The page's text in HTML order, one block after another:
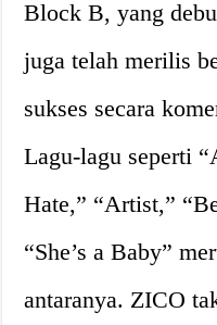
Block B, yang
juga telah merilis
sukses secara
Lagu-lagu seperti
Hate,” “Artist,”
“She’s a Baby”
antaranya. ZICO